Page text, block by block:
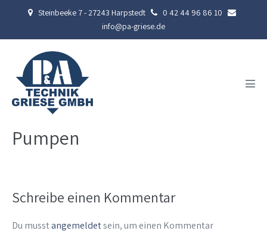
springen
Steinbeeke 7 - 27243 Harpstedt
0 42 44 96 86 10
info@pa-griese.de
Pumpen
Schreibe einen Kommentar
Du musstangemeldetsein, um einen Kommentar